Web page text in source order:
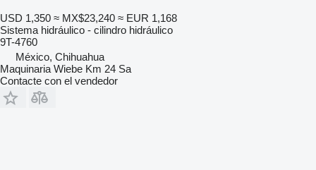
USD 1,350 ≈ MX$23,240 ≈ EUR 1,168
Sistema hidráulico - cilindro hidráulico
9T-4760
México, Chihuahua
Maquinaria Wiebe Km 24 Sa
Contacte con el vendedor